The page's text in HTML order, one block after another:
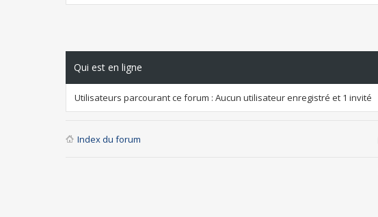
Qui est en ligne
Utilisateurs parcourant ce forum : Aucun utilisateur enregistré et 1 invité
Index du forum